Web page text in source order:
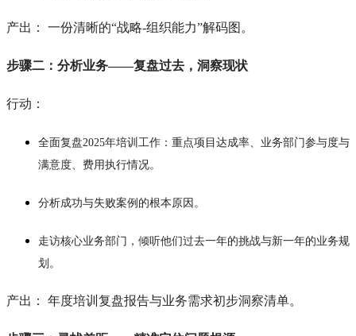
产出： 一份清晰的“战略-组织能力”解码图。
步骤二：分析业务——复盘过去，洞察现状
行动：
全面复盘2025年培训工作：重点项目达成率、业务部门参与度与
满意度、费用执行情况。
分析成功与失败案例的根本原因。
走访核心业务部门，倾听他们过去一年的挑战与新一年的业务规
划。
产出： 年度培训复盘报告与业务需求初步洞察清单。